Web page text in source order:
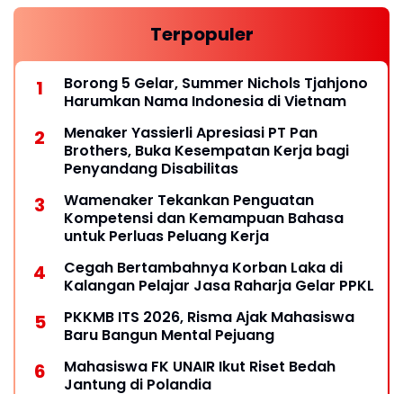
Terpopuler
Borong 5 Gelar, Summer Nichols Tjahjono
Harumkan Nama Indonesia di Vietnam
Menaker Yassierli Apresiasi PT Pan
Brothers, Buka Kesempatan Kerja bagi
Penyandang Disabilitas
Wamenaker Tekankan Penguatan
Kompetensi dan Kemampuan Bahasa
untuk Perluas Peluang Kerja
Cegah Bertambahnya Korban Laka di
Kalangan Pelajar Jasa Raharja Gelar PPKL
PKKMB ITS 2026, Risma Ajak Mahasiswa
Baru Bangun Mental Pejuang
Mahasiswa FK UNAIR Ikut Riset Bedah
Jantung di Polandia